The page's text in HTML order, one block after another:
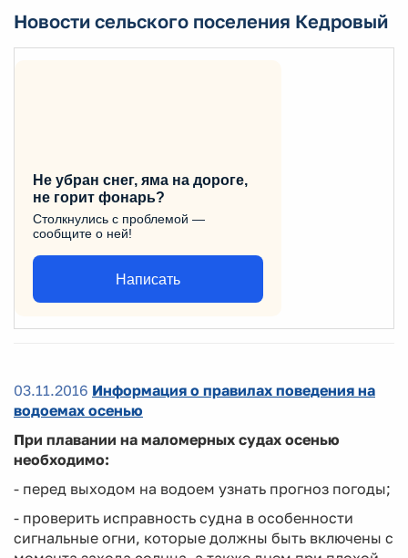
Новости сельского поселения Кедровый
Не убран снег, яма на дороге,
не горит фонарь?
Столкнулись с проблемой —
сообщите о ней!
Написать
03.11.2016 Информация о правилах поведения на
водоемах осенью
При плавании на маломерных судах осенью
необходимо:
- перед выходом на водоем узнать прогноз погоды;
- проверить исправность судна в особенности
сигнальные огни, которые должны быть включены с